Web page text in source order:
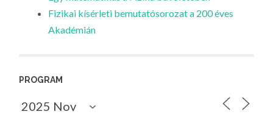
Fizikai kísérleti bemutatósorozat a 200 éves
Akadémián
PROGRAM